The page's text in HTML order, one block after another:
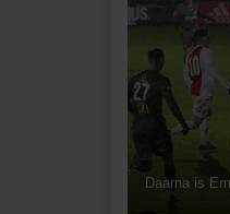
Daarna is